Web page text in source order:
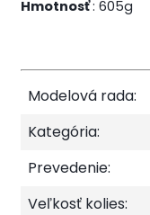
Hmotnosť: 605g
Modelová rada:
Kategória:
Prevedenie:
Veľkosť kolies: